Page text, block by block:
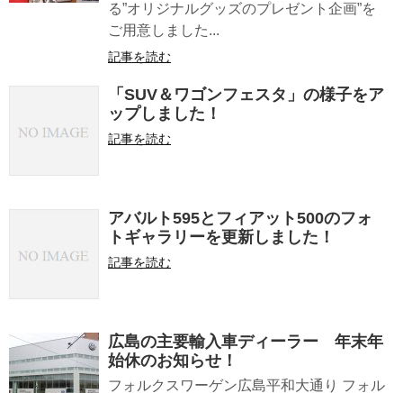
る”オリジナルグッズのプレゼント企画”を
ご用意しました...
記事を読む
「SUV＆ワゴンフェスタ」の様子をア
ップしました！
記事を読む
アバルト595とフィアット500のフォ
トギャラリーを更新しました！
記事を読む
広島の主要輸入車ディーラー 年末年
始休のお知らせ！
フォルクスワーゲン広島平和大通り フォル